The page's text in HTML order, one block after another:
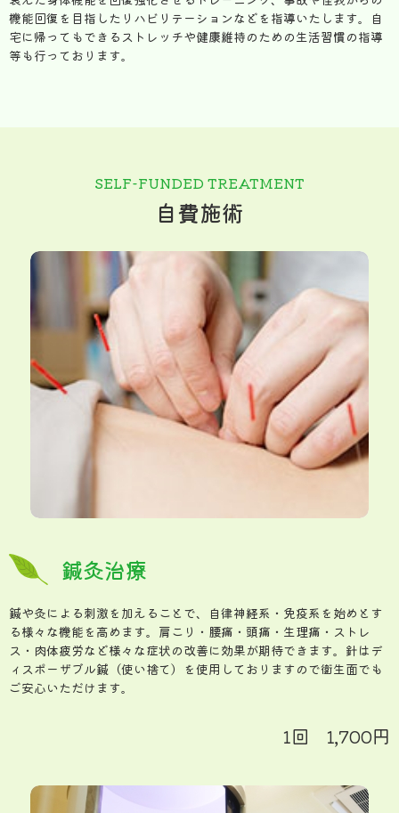
機能回復を目指したリハビリテーションなどを指導いたします。自
宅に帰ってもできるストレッチや健康維持のための生活習慣の指導
等も行っております。
SELF-FUNDED TREATMENT
自費施術
鍼灸治療
鍼や灸による刺激を加えることで、自律神経系・免疫系を始めとす
る様々な機能を高めます。肩こり・腰痛・頭痛・生理痛・ストレ
ス・肉体疲労など様々な症状の改善に効果が期待できます。針はデ
ィスポーザブル鍼（使い捨て）を使用しておりますので衛生面でも
ご安心いただけます。
1回 1,700円